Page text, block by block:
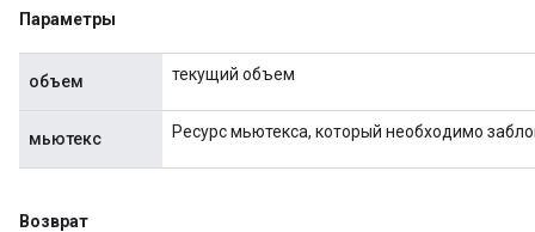
Параметры
объем текущий объем
мьютекс Ресурс мьютекса, который необходимо
Возврат